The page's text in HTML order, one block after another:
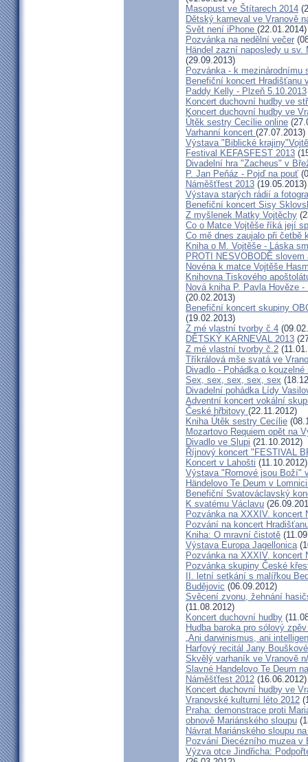
Masopust ve Štítarech 2014
Dětský karneval ve Vranově
Svět není iPhone (22.01.2014)
Pozvánka na nedělní večer
Händel zazní naposledy u
(29.09.2013)
Pozvánka - k mezinárodnímu
Benefiční koncert Hradišťanu
Paddy Kelly - Plzeň 5.10.2013
Koncert duchovní hudby ve
Koncert duchovní hudby ve
Útěk sestry Cecílie online
Varhanní koncert (27.07.2013)
Výstava "Biblické
Festival KEFASFEST 2013
Divadelní hra "Zacheus" v
P. Jan Peňáz - Pojď na pouť
Náměšťfest 2013 (19.05.2013)
Výstava starých rádií a
Benefiční koncert Sisy
Z myšlenek Matky Vojtěchy
Co o Matce Vojtěše říká její
Co mě dnes zaujalo při
Kniha o M. Vojtěše - Láska
PROTI NESVOBODĚ slovem
Novéna k matce Vojtěše
Knihovna Tiskového
Nová kniha P. Pavla Hověze
(20.02.2013)
Benefiční koncert skupiny
(19.02.2013)
Z mé vlastní tvorby č.4
DĚTSKÝ KARNEVAL 2013
Z mé vlastní tvorby č.2
Tříkrálová mše svatá ve
Divadlo - Pohádka o
Sex, sex, sex, sex, sex
Divadelní pohádka Lídy
Adventní koncert vokální
České hřbitovy (22.11.2012)
Kniha Útěk sestry Cecílie
Mozartovo Requiem opět na
Divadlo ve Slupi (21.10.2012)
Říjnový koncert "FESTIVAL
Koncert v Lahošti (11.10.2012)
Výstava "Romové jsou Boží"
Händelovo Te Deum v
Benefiční Svatováclavský
K svatému Václavu
Pozvánka na XXXIV. koncert
Pozvání na koncert
Kniha: O mravní čistotě
Výstava Europa Jagellonica
Pozvánka na XXXIV. koncert
Pozvánka skupiny České
II. letní setkání s malířkou
Budějovic (06.09.2012)
Svěcení zvonu, žehnání
(11.08.2012)
Koncert duchovní hudby
Hudba baroka pro sólový
„Ani darwinismus, ani
Harfový recitál Jany
Skvělý varhaník ve Vranově
Slavné Handelovo Te Deum
Náměšťfest 2012 (16.06.2012)
Koncert duchovní hudby ve
Vranovské kulturní léto 2012
Praha: demonstrace proti
obnově Mariánského sloupu
Návrat Mariánského sloupu
Pozvání Diecézního muzea v
Výzva otce Jindřicha: